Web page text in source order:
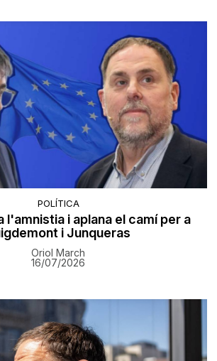
POLÍTICA
l'amnistia i aplana el camí per a
i Junqueras
Oriol March
16/07/2026